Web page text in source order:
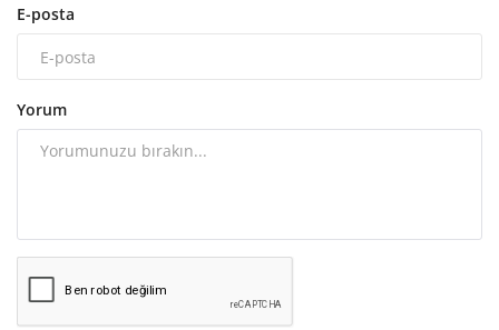
E-posta
Yorum